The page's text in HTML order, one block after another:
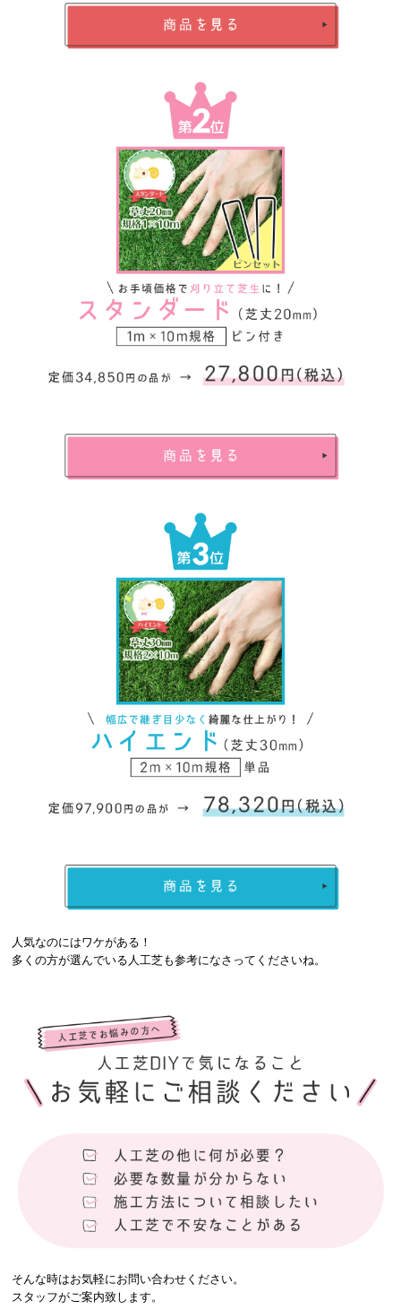
人気なのにはワケがある！
多くの方が選んでいる人工芝も参考になさってくださいね。
そんな時はお気軽にお問い合わせください。
スタッフがご案内致します。